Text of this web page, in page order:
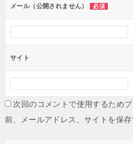
ンメール（公開されません） 必須
サイト
次回のコメントで使用するため
前、メールアドレス、サイトを保存